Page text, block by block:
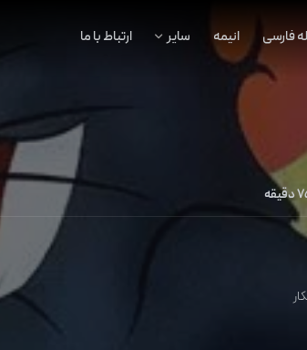
فارسی انیمه سایر ارتباط با ما